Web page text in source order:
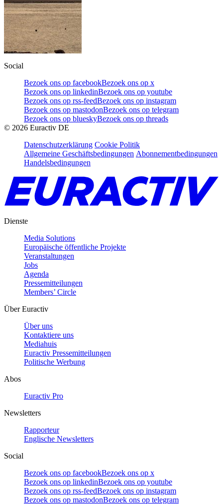
Social
Bezoek ons op facebookBezoek ons op x
Bezoek ons op linkedinBezoek ons op youtube
Bezoek ons op rss-feedBezoek ons op instagram
Bezoek ons op mastodonBezoek ons op telegram
Bezoek ons op blueskyBezoek ons op threads
© 2026 Euractiv DE
Datenschutzerklärung Cookie Politik
Allgemeine Geschäftsbedingungen Abonnementbedingungen
Handelsbedingungen
Dienste
Media Solutions
Europäische öffentliche Projekte
Veranstaltungen
Jobs
Agenda
Pressemitteilungen
Members’ Circle
Über Euractiv
Über uns
Kontaktiere uns
Mediahuis
Euractiv Pressemitteilungen
Politische Werbung
Abos
Euractiv Pro
Newsletters
Rapporteur
Englische Newsletters
Social
Bezoek ons op facebookBezoek ons op x
Bezoek ons op linkedinBezoek ons op youtube
Bezoek ons op rss-feedBezoek ons op instagram
Bezoek ons op mastodonBezoek ons op telegram